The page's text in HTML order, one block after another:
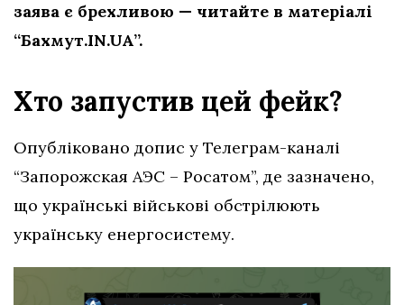
заява є брехливою — читайте в матеріалі
“Бахмут.IN.UA”.
Хто запустив цей фейк?
Опубліковано допис у Телеграм-каналі
“Запорожская АЭС – Росатом”, де зазначено,
що українські військові обстрілюють
українську енергосистему.